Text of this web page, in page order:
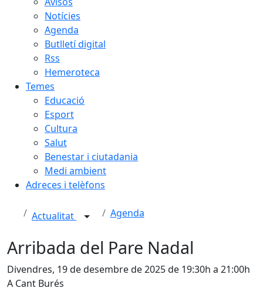
Notícies
Agenda
Butlletí digital
Rss
Hemeroteca
Temes
Educació
Esport
Cultura
Salut
Benestar i ciutadania
Medi ambient
Adreces i telèfons
Actualitat Agenda
Arribada del Pare Nadal
Divendres, 19 de desembre de 2025 de 19:30h a 21:00h
A Cant Burés